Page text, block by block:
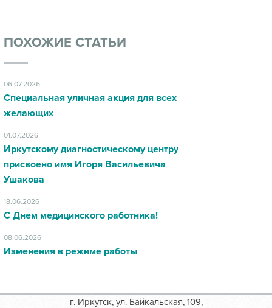
ПОХОЖИЕ СТАТЬИ
06.07.2026
Специальная уличная акция для всех
желающих
01.07.2026
Иркутскому диагностическому центру
присвоено имя Игоря Васильевича
Ушакова
18.06.2026
С Днем медицинского работника!
08.06.2026
Изменения в режиме работы
г. Иркутск, ул. Байкальская, 109,